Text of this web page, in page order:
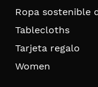
Ropa sostenible
Tablecloths
Tarjeta regalo
Women